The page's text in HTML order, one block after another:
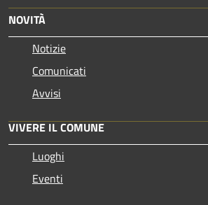
NOVITÀ
Notizie
Comunicati
Avvisi
VIVERE IL COMUNE
Luoghi
Eventi